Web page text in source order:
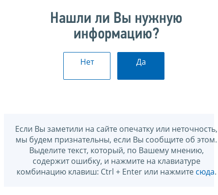
Нашли ли Вы нужную
информацию?
Нет Да
Если Вы заметили на сайте опечатку или неточность,
мы будем признательны, если Вы сообщите об этом.
Выделите текст, который, по Вашему мнению,
содержит ошибку, и нажмите на клавиатуре
комбинацию клавиш: Ctrl + Enter или нажмите сюда.